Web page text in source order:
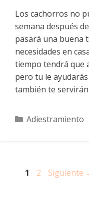
Los cachorros no
semana después
pasará una buena
necesidades en
tiempo tendrá que
pero tu le
también te
Categorías
Adiestramiento
Navegación
Página
1 Página
2 Siguiente